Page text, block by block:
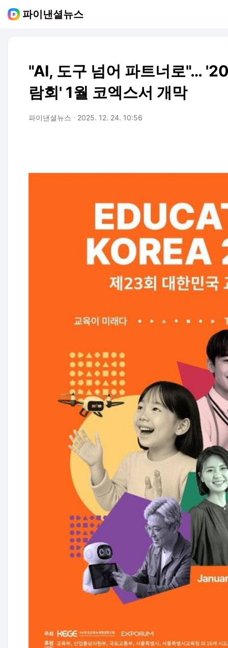
파이낸셜뉴스
"AI, 도구 넘어 파트너로"…
람회' 1월 코엑스서 개막
파이낸셜뉴스 2025. 12. 24. 10:56